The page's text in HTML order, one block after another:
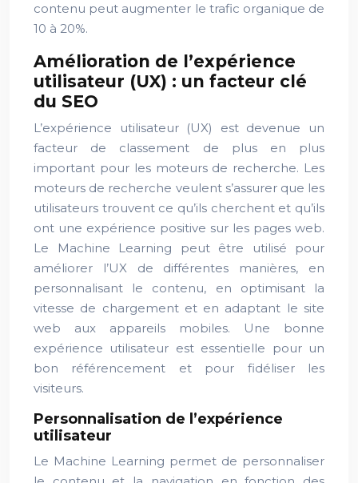
contenu peut augmenter le trafic organique de
10 à 20%.
Amélioration de l’expérience
utilisateur (UX) : un facteur clé
du SEO
L’expérience utilisateur (UX) est devenue un
facteur de classement de plus en plus
important pour les moteurs de recherche. Les
moteurs de recherche veulent s’assurer que les
utilisateurs trouvent ce qu’ils cherchent et qu’ils
ont une expérience positive sur les pages web.
Le Machine Learning peut être utilisé pour
améliorer l’UX de différentes manières, en
personnalisant le contenu, en optimisant la
vitesse de chargement et en adaptant le site
web aux appareils mobiles. Une bonne
expérience utilisateur est essentielle pour un
bon référencement et pour fidéliser les
visiteurs.
Personnalisation de l’expérience
utilisateur
Le Machine Learning permet de personnaliser